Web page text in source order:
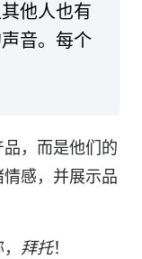
他人也有
音。每个
，而是他们的
感，并展示品
拜托！